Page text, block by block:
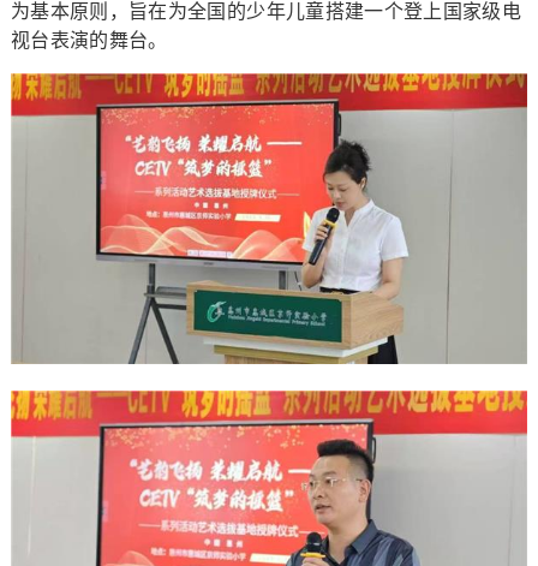
为基本原则，旨在为全国的少年儿童搭建一个登上国家级电
视台表演的舞台。